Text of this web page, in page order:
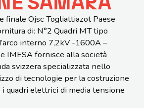
finale Ojsc Togliattiazot Paese
di: N°2 Quadri MT tipo
interno 7,2kV -1600A –
IMESA fornisce alla società
svizzera specializzata nello
di tecnologie per la costruzione
quadri elettrici di media tensione